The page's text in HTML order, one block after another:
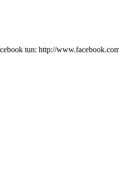
tun: http://